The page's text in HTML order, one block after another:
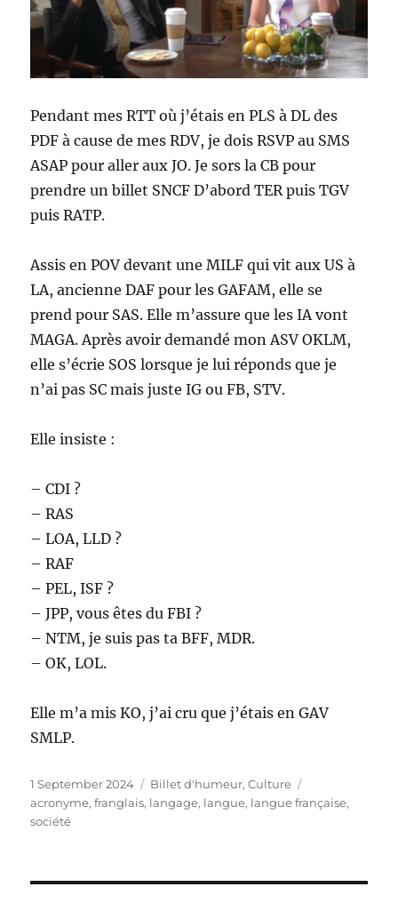
Pendant mes RTT où j’étais en PLS à DL des
PDF à cause de mes RDV, je dois RSVP au SMS
ASAP pour aller aux JO. Je sors la CB pour
prendre un billet SNCF D’abord TER puis TGV
puis RATP.
Assis en POV devant une MILF qui vit aux US à
LA, ancienne DAF pour les GAFAM, elle se
prend pour SAS. Elle m’assure que les IA vont
MAGA. Après avoir demandé mon ASV OKLM,
elle s’écrie SOS lorsque je lui réponds que je
n’ai pas SC mais juste IG ou FB, STV.
Elle insiste :
– CDI ?
– RAS
– LOA, LLD ?
– RAF
– PEL, ISF ?
– JPP, vous êtes du FBI ?
– NTM, je suis pas ta BFF, MDR.
– OK, LOL.
Elle m’a mis KO, j’ai cru que j’étais en GAV
SMLP.
Posted
on
1 September 2024 Categories
Billet d'humeur,Culture
acronyme,franglais, langage, langue, langue française,
société